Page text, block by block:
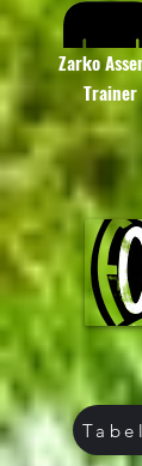
Zarko
Trainer